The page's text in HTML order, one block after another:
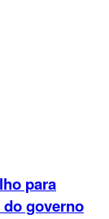
para
governo